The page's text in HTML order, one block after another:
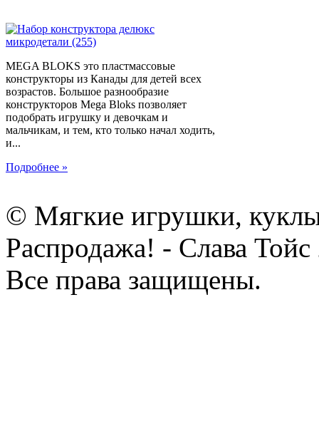
MEGA BLOKS это пластмассовые
конструкторы из Канады для детей всех
возрастов. Большое разнообразие
конструкторов Mega Bloks позволяет
подобрать игрушку и девочкам и
мальчикам, и тем, кто только начал ходить,
и...
Подробнее »
© Мягкие игрушки,
Распродажа! - Слава Тойс
Все права защищены.